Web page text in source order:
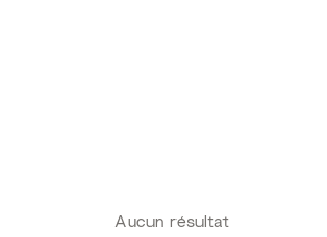
Aucun résultat